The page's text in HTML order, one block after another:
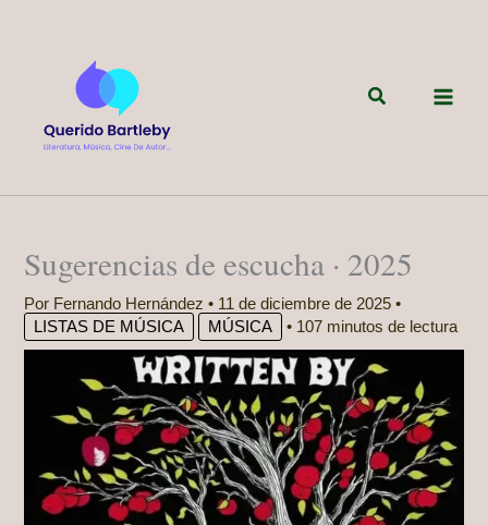
Buscar
Sugerencias de escucha · 2025
Por Fernando Hernández• 11 de diciembre de 2025•
LISTAS DE MÚSICA
MÚSICA • 107 minutos de lectura